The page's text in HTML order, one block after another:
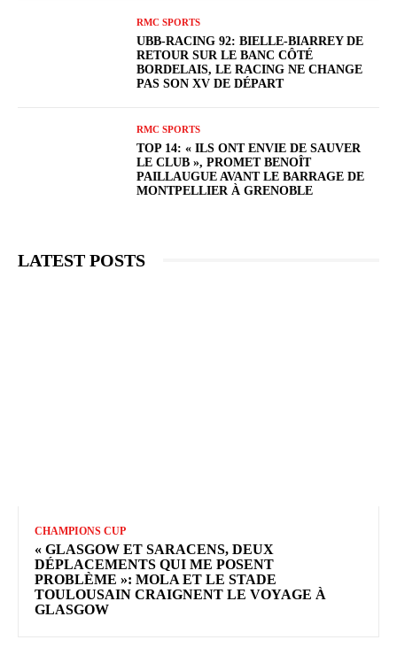
RMC SPORTS
UBB-RACING 92: BIELLE-BIARREY DE
RETOUR SUR LE BANC CÔTÉ
BORDELAIS, LE RACING NE CHANGE
PAS SON XV DE DÉPART
RMC SPORTS
TOP 14: « ILS ONT ENVIE DE SAUVER
LE CLUB », PROMET BENOÎT
PAILLAUGUE AVANT LE BARRAGE DE
MONTPELLIER À GRENOBLE
LATEST POSTS
CHAMPIONS CUP
« GLASGOW ET SARACENS, DEUX
DÉPLACEMENTS QUI ME POSENT
PROBLÈME »: MOLA ET LE STADE
TOULOUSAIN CRAIGNENT LE VOYAGE À
GLASGOW